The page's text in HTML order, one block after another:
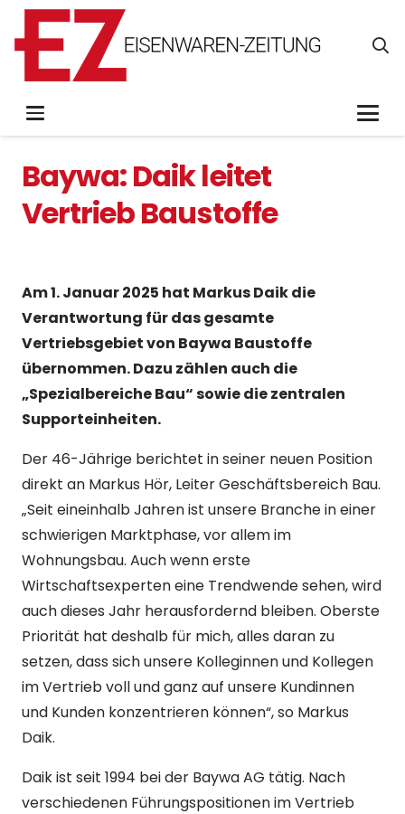
Baywa: Daik leitet
Vertrieb Baustoffe
Am 1. Januar 2025 hat Markus Daik die
Verantwortung für das gesamte
Vertriebsgebiet von Baywa Baustoffe
übernommen. Dazu zählen auch die
„Spezialbereiche Bau“ sowie die zentralen
Supporteinheiten.
Der 46-Jährige berichtet in seiner neuen Position
direkt an Markus Hör, Leiter Geschäftsbereich Bau.
„Seit eineinhalb Jahren ist unsere Branche in einer
schwierigen Marktphase, vor allem im
Wohnungsbau. Auch wenn erste
Wirtschaftsexperten eine Trendwende sehen, wird
auch dieses Jahr herausfordernd bleiben. Oberste
Priorität hat deshalb für mich, alles daran zu
setzen, dass sich unsere Kolleginnen und Kollegen
im Vertrieb voll und ganz auf unsere Kundinnen
und Kunden konzentrieren können“, so Markus
Daik.
Daik ist seit 1994 bei der Baywa AG tätig. Nach
verschiedenen Führungspositionen im Vertrieb